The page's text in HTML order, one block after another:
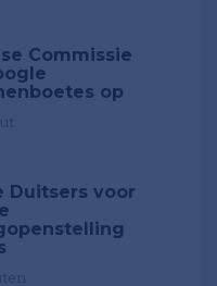
Commissie
op
Duitsers voor